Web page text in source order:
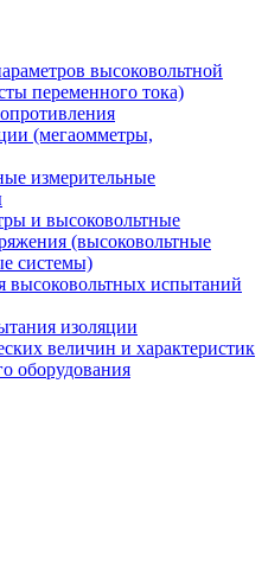
высоковольтной
переменного тока)
(мегаомметры,
измерительные
и высоковольтные
(высоковольтные
системы)
высоковольтных испытаний
изоляции
величин и характеристик
оборудования